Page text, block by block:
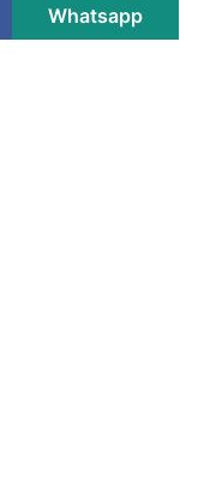
Whatsapp